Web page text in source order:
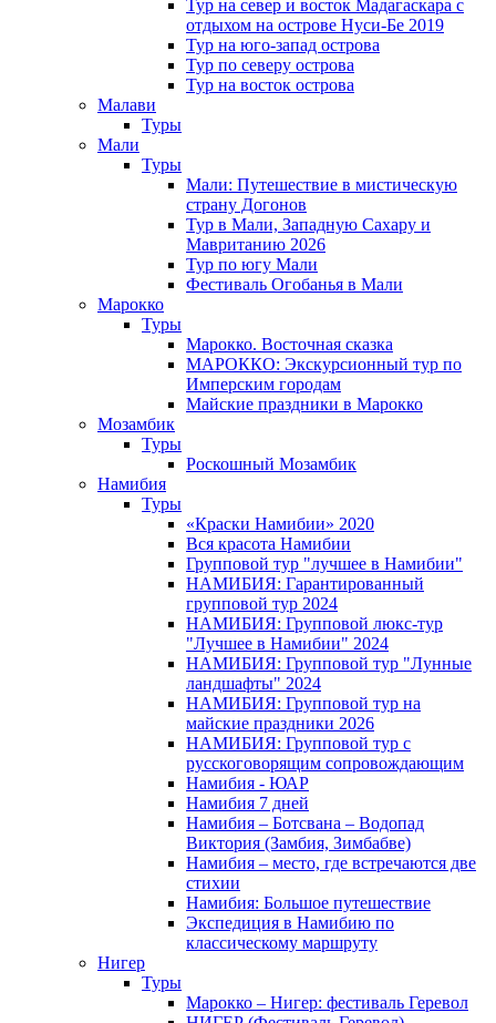
Тур на север и восток Мадагаскара с
отдыхом на острове Нуси-Бе 2019
Тур на юго-запад острова
Тур по северу острова
Тур на восток острова
Малави
Туры
Мали
Туры
Мали: Путешествие в мистическую
страну Догонов
Тур в Мали, Западную Сахару и
Мавританию 2026
Тур по югу Мали
Фестиваль Огобанья в Мали
Марокко
Туры
Марокко. Восточная сказка
МАРОККО: Экскурсионный тур по
Имперским городам
Майские праздники в Марокко
Мозамбик
Туры
Роскошный Мозамбик
Намибия
Туры
«Краски Намибии» 2020
Вся красота Намибии
Групповой тур "лучшее в Намибии"
НАМИБИЯ: Гарантированный
групповой тур 2024
НАМИБИЯ: Групповой люкс-тур
"Лучшее в Намибии" 2024
НАМИБИЯ: Групповой тур "Лунные
ландшафты" 2024
НАМИБИЯ: Групповой тур на
майские праздники 2026
НАМИБИЯ: Групповой тур с
русскоговорящим сопровождающим
Намибия - ЮАР
Намибия 7 дней
Намибия – Ботсвана – Водопад
Виктория (Замбия, Зимбабве)
Намибия – место, где встречаются две
стихии
Намибия: Большое путешествие
Экспедиция в Намибию по
классическому маршруту
Нигер
Туры
Марокко – Нигер: фестиваль Геревол